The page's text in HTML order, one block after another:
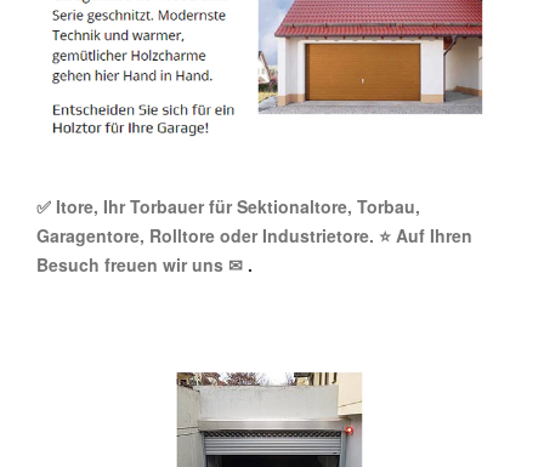
✅ Itore, Ihr Torbauer für Sektionaltore, Torbau,
Garagentore, Rolltore oder Industrietore. ⭐ Auf Ihren
Besuch freuen wir uns ✉ .